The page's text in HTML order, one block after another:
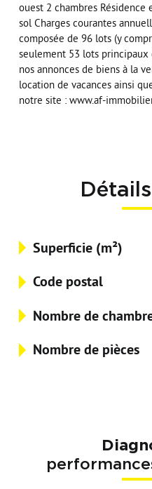
ouest 2 chambres Résidence
sol Charges courantes
composée de 96 lots (y
seulement 53 lots principaux
nos annonces de biens à la
location de vacances ainsi
notre site : www.af-
Superficie (m²)
Code postal
Nombre de
Nombre de pièces